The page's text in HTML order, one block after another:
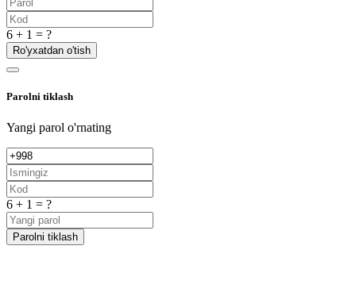
6 + 1 = ?
Ro'yxatdan o'tish
Parolni tiklash
Yangi parol o'rnating
6 + 1 = ?
Parolni tiklash